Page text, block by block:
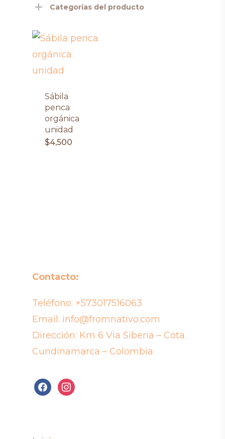
Categorías del producto
Sábila
penca
orgánica
unidad
$4,500
Contacto:
Teléfono: +573017516063
Email: info@fromnativo.com
Dirección: Km 6 Via Siberia – Cota.
Cundinamarca – Colombia
facebookinstagram